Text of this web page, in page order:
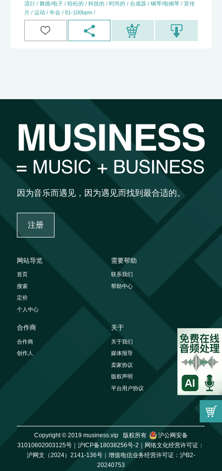
流行 / 舞曲/电子 / 轻松的 / 科技的 / 时尚的 / 合成器 / 钢琴/电钢琴 / 宣传
片 / 运动 / 年会 / 81-100bpm /
因为音乐而遇见，因为遇见而找到最合适的。
注册
网站导览
首页
搜索
定价
个人中心
需要帮助
联系我们
帮助中心
合作商
合作商
创作人
关于
关于我们
媒体报导
卖家协议
版权声明
平台用户协议
Copyright © 2019 musiness.vip 版权所有
沪公网安备
31010602003125号｜ 沪ICP备18038256号-2｜
网络文化经营许可证：
沪网文（2024）2141-136号｜ 增值电信业务经营许可证：沪B2-
20240753